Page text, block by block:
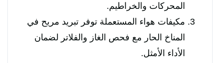
المحركات والخراطيم.
مكيفات هواء المستعملة توفر تبريد مريح في
المناخ الحار مع فحص الغاز والفلاتر لضمان
الأداء الأمثل.